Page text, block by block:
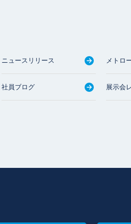
ニュースリリース メトロ
社員ブログ 展示会